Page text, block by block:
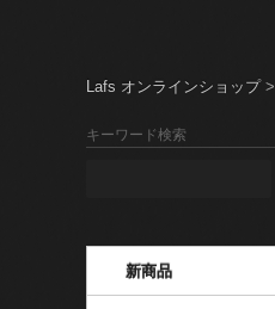
Lafs オンラインショップ>
キーワード検索
新商品